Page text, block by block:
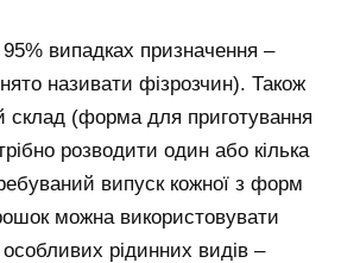
випадках призначення –
називати фізрозчин). Також
склад (форма для приготування
розводити один або кілька
випуск кожної з форм
можна використовувати
рідинних видів –